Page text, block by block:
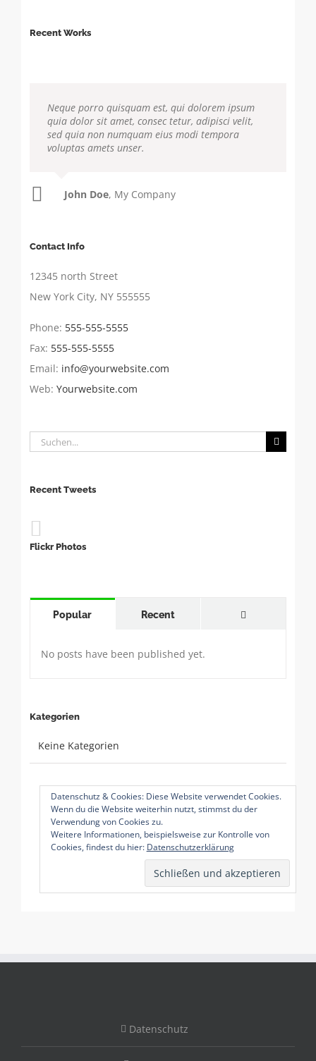
Recent Works
Neque porro quisquam est, qui dolorem ipsum
quia dolor sit amet, consec tetur, adipisci velit,
sed quia non numquam eius modi tempora
voluptas amets unser.
John Doe, My Company
Luke Beck Theme Fusion
Contact Info
12345 north Street
New York City, NY 555555
Phone: 555-555-5555
Fax: 555-555-5555
Email: info@yourwebsite.com
Web: Yourwebsite.com
Suche
Recent Tweets
Flickr Photos
Popular Recent
No posts have been published yet.
Kategorien
Keine Kategorien
Datenschutz & Cookies: Diese Website verwendet Cookies.
Wenn du die Website weiterhin nutzt, stimmst du der
Verwendung von Cookies zu.
Weitere Informationen, beispielsweise zur Kontrolle von
Cookies, findest du hier: Datenschutzerklärung
Datenschutz